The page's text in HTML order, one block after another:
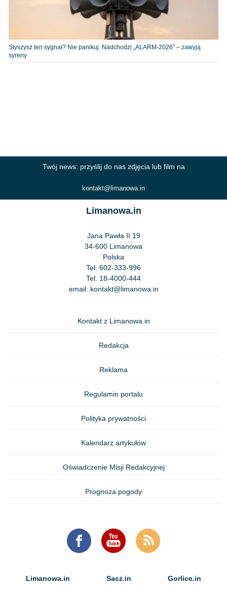
Słyszysz ten sygnał? Nie panikuj. Nadchodzi „ALARM-2026” – zawyją
syreny
Twój news: przyślij do nas zdjęcia lub film na
kontakt@limanowa.in
Limanowa.in
Jana Pawła II 19
34-600 Limanowa
Polska
Tel. 602-333-996
Tel. 18-4000-444
email: kontakt@limanowa.in
Kontakt z Limanowa.in
Redakcja
Reklama
Regulamin portalu
Polityka prywatności
Kalendarz artykułów
Oświadczenie Misji Redakcyjnej
Prognoza pogody
Limanowa.in Sacz.in Gorlice.in